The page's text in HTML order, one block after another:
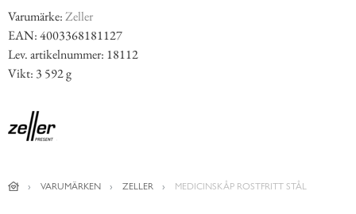
Varumärke:Zeller
EAN: 4003368181127
Lev. artikelnummer: 18112
Vikt: 3 592 g
VARUMÄRKEN ZELLER MEDICINSKÅP ROSTFRITT STÅL